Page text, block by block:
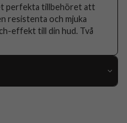
perfekta tillbehöret att
resistenta och mjuka
effekt till din hud. Två